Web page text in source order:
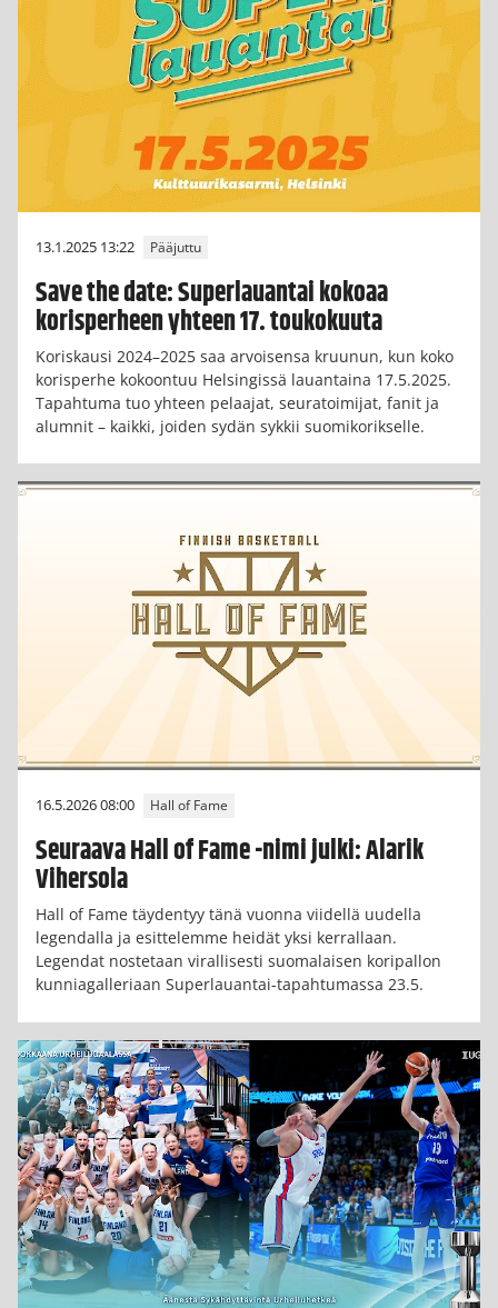
13.1.2025 13:22 Pääjuttu
Save the date: Superlauantai kokoaa
korisperheen yhteen 17. toukokuuta
Koriskausi 2024–2025 saa arvoisensa kruunun, kun koko
korisperhe kokoontuu Helsingissä lauantaina 17.5.2025.
Tapahtuma tuo yhteen pelaajat, seuratoimijat, fanit ja
alumnit – kaikki, joiden sydän sykkii suomikorikselle.
16.5.2026 08:00 Hall of Fame
Seuraava Hall of Fame -nimi julki: Alarik
Vihersola
Hall of Fame täydentyy tänä vuonna viidellä uudella
legendalla ja esittelemme heidät yksi kerrallaan.
Legendat nostetaan virallisesti suomalaisen koripallon
kunniagalleriaan Superlauantai-tapahtumassa 23.5.